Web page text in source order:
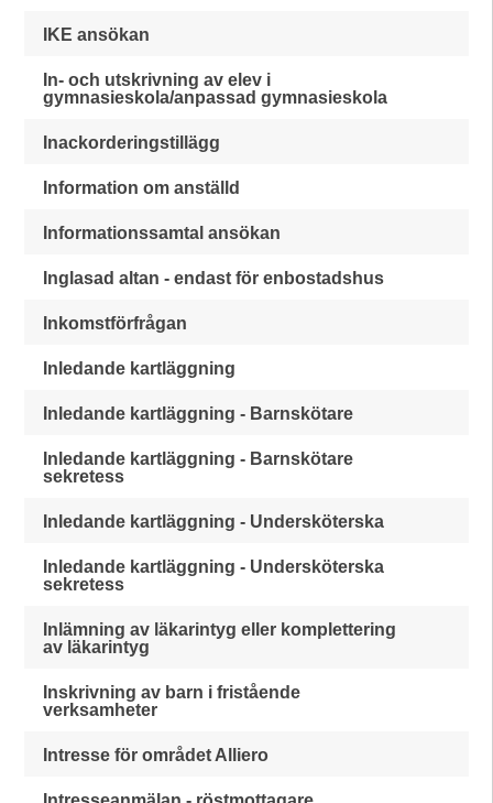
IKE ansökan
In- och utskrivning av elev i
gymnasieskola/anpassad gymnasieskola
Inackorderingstillägg
Information om anställd
Informationssamtal ansökan
Inglasad altan - endast för enbostadshus
Inkomstförfrågan
Inledande kartläggning
Inledande kartläggning - Barnskötare
Inledande kartläggning - Barnskötare
sekretess
Inledande kartläggning - Undersköterska
Inledande kartläggning - Undersköterska
sekretess
Inlämning av läkarintyg eller komplettering
av läkarintyg
Inskrivning av barn i fristående
verksamheter
Intresse för området Alliero